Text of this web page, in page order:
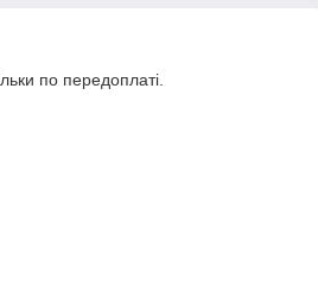
по передоплаті.